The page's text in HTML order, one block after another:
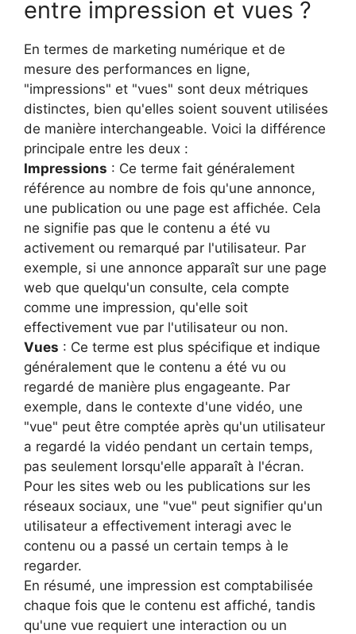
entre impression et vues ?
En termes de marketing numérique et de
mesure des performances en ligne,
"impressions" et "vues" sont deux métriques
distinctes, bien qu'elles soient souvent utilisées
de manière interchangeable. Voici la différence
principale entre les deux :
Impressions : Ce terme fait généralement
référence au nombre de fois qu'une annonce,
une publication ou une page est affichée. Cela
ne signifie pas que le contenu a été vu
activement ou remarqué par l'utilisateur. Par
exemple, si une annonce apparaît sur une page
web que quelqu'un consulte, cela compte
comme une impression, qu'elle soit
effectivement vue par l'utilisateur ou non.
Vues : Ce terme est plus spécifique et indique
généralement que le contenu a été vu ou
regardé de manière plus engageante. Par
exemple, dans le contexte d'une vidéo, une
"vue" peut être comptée après qu'un utilisateur
a regardé la vidéo pendant un certain temps,
pas seulement lorsqu'elle apparaît à l'écran.
Pour les sites web ou les publications sur les
réseaux sociaux, une "vue" peut signifier qu'un
utilisateur a effectivement interagi avec le
contenu ou a passé un certain temps à le
regarder.
En résumé, une impression est comptabilisée
chaque fois que le contenu est affiché, tandis
qu'une vue requiert une interaction ou un